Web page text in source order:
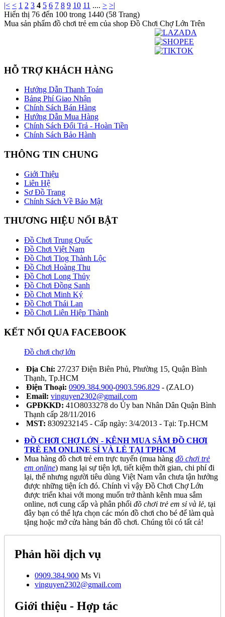
|< < 1 2 3 4 5 6 7 8 9 10 11 .... > >|
Hiển thị 76 đến 100 trong 1440 (58 Trang)
Mua sản phẩm đồ chơi trẻ em của shop Đồ Chơi Chợ Lớn Trên
HỖ TRỢ KHÁCH HÀNG
Hướng Dẫn Thanh Toán
Bảng Phí Giao Nhận
Chính Sách Bán Hàng
Hướng Dẫn Mua Hàng
Chính Sách Đổi Trả - Hoàn Tiền
Chính Sách Bảo Hành
THÔNG TIN CHUNG
Giới Thiệu
Liên Hệ
Sơ Đồ Trang
Chính Sách Về Bảo Mật
THƯƠNG HIỆU NỔI BẬT
Đồ Chơi Trung Quốc
Đồ Chơi Việt Nam
Đồ Chơi Tlog Thành Lộc
Đồ Chơi Hoàng Thu
Đồ Chơi Long Thủy
Đồ Chơi Đồng Sanh
Đồ Chơi Minh Ký
Đồ Chơi Thái Lan
Đồ Chơi Liên Hiệp Thành
KẾT NỐI QUA FACEBOOK
Đồ chơi chợ lớn
Địa Chỉ: 27/237 Điện Biên Phủ, Phường 15, Quận Bình
Thạnh, Tp.HCM
Điện Thoại: 0909.384.900-0903.596.829 - (ZALO)
Email: vinguyen2302@gmail.com
GPĐKKD: 41O8033278 do Ủy ban Nhân Dân Quận Bình
Thạnh cấp 28/11/2016
MST: 8309232145 - Cấp ngày: 3/4/2013 - Tại: Tp.HCM
ĐỒ CHƠI CHỢ LỚN - KÊNH MUA SẮM ĐỒ CHƠI
TRẺ EM ONLINE SỈ VÀ LẺ TẠI TPHCM
Mua hàng đồ chơi trẻ em trực tuyến (mua hàng đồ chơi trẻ
em online) mang lại sự tiện lợi, tiết kiệm thời gian, chi phí đi
lại, thế nhưng người tiêu dùng Việt Nam vẫn chưa tận hưởng
được những tiện ích đó. Chính vì vậy Đồ Chơi Chợ Lớn
được triển khai với mong muốn trở thành kênh mua sắm
online, nơi cung cấp và phân phối đồ chơi trẻ em sỉ và lẻ, tại
đây bạn có thể lựa chọn các món đồ chơi cho bé để làm quà
tặng hoặc mở cửa hàng bán đồ chơi. Chúng tôi có tất cả!
Phản hồi dịch vụ
0909.384.900 Ms Vi
vinguyen2302@gmail.com
Giới thiệu - Hợp tác